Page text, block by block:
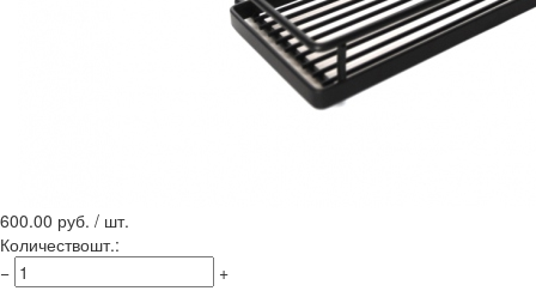
600.00 руб. / шт.
Количествошт.:
−
+